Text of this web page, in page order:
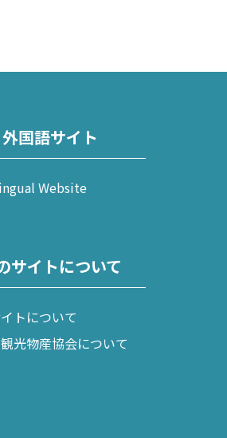
外国語サイト
Website
サイトについて
トについて
光物産協会について